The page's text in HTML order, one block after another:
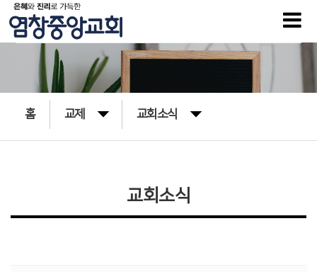
홈 교제 교회소식
교회소식